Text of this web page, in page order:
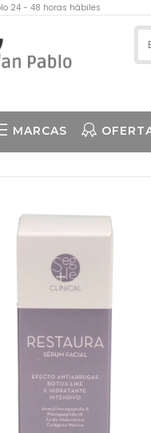
24 - 48 horas hábiles
MARCAS